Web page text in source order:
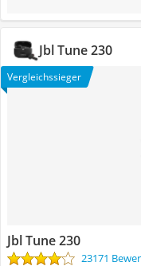
Jbl Tune 230
Vergleichssieger
Jbl Tune 230
23171